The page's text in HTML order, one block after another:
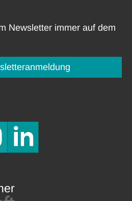
Newsletter immer auf dem